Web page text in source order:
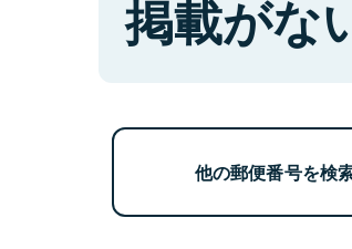
掲載がな
他の郵便番号を検